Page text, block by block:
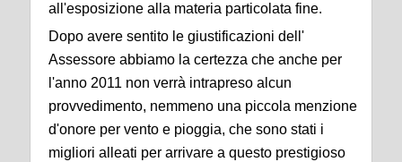
all'esposizione alla materia particolata fine.
Dopo avere sentito le giustificazioni dell'
Assessore abbiamo la certezza che anche per
l'anno 2011 non verrà intrapreso alcun
provvedimento, nemmeno una piccola menzione
d'onore per vento e pioggia, che sono stati i
migliori alleati per arrivare a questo prestigioso